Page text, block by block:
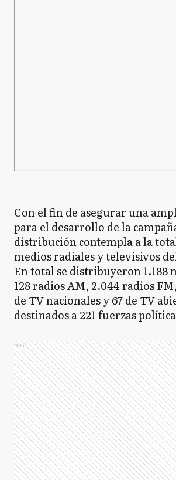
Con el fin de asegurar una
para el desarrollo de la
distribución contempla a la
medios radiales y televisivos
En total se distribuyeron 1.188
128 radios AM, 2.044 radios
de TV nacionales y 67 de TV
destinados a 221 fuerzas
Ads